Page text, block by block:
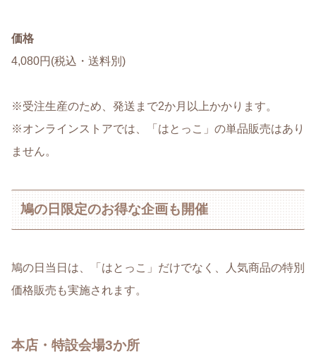
価格
4,080円(税込・送料別)
※受注生産のため、発送まで2か月以上かかります。
※オンラインストアでは、「はとっこ」の単品販売はあり
ません。
鳩の日限定のお得な企画も開催
鳩の日当日は、「はとっこ」だけでなく、人気商品の特別
価格販売も実施されます。
本店・特設会場3か所